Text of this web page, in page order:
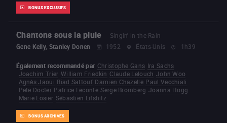
BONUS EXCLUSIFS
Chantons sous la pluie
Singin' in the Rain
Gene Kelly, Stanley Donen
1952 États-Unis 1h39
BONUS ARCHIVES
Également recommandé par Christophe Gans Ira Sachs
Joachim Trier William Friedkin Claude Lelouch John Woo
Agnès Jaoui Riad Sattouf Damien Chazelle Paul Vecchiali
Pete Docter Patrice Leconte Serge Bromberg Joanna Hogg
Marie Losier Sébastien Lifshitz